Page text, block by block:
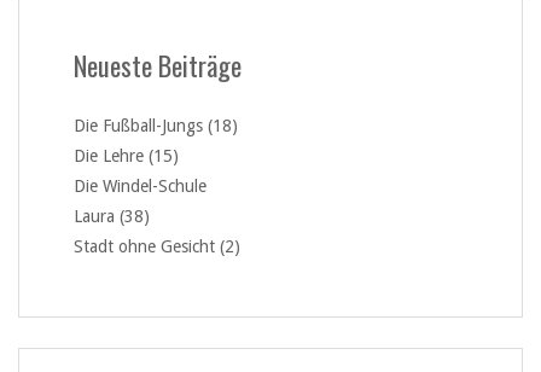
Neueste Beiträge
Die Fußball-Jungs (18)
Die Lehre (15)
Die Windel-Schule
Laura (38)
Stadt ohne Gesicht (2)